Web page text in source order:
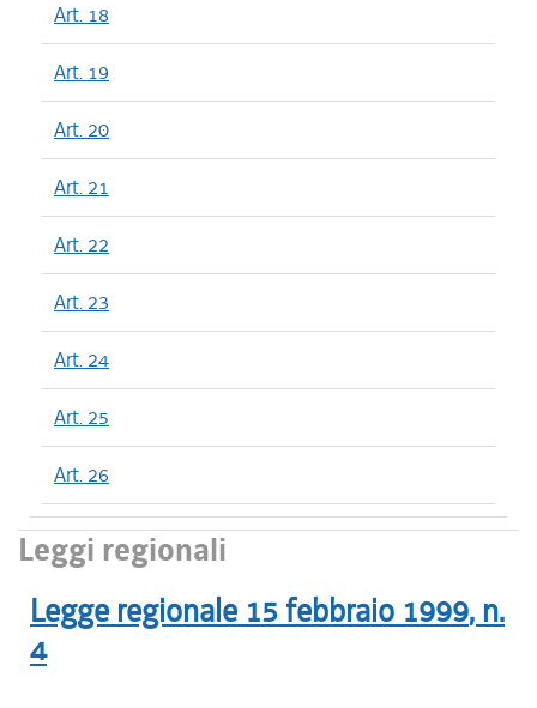
Art. 18
Art. 19
Art. 20
Art. 21
Art. 22
Art. 23
Art. 24
Art. 25
Art. 26
Leggi regionali
Legge regionale 15 febbraio 1999, n.
4